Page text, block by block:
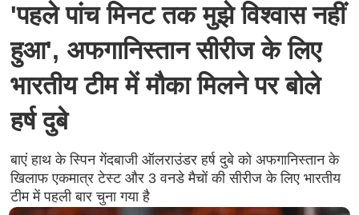
'पहले पांच मिनट तक मुझे विश्वास नहीं
हुआ', अफगानिस्तान सीरीज के लिए
भारतीय टीम में मौका मिलने पर बोले
हर्ष दुबे
बाएं हाथ के स्पिन गेंदबाजी ऑलराउंडर हर्ष दुबे को अफगानिस्तान के
खिलाफ एकमात्र टेस्ट और 3 वनडे मैचों की सीरीज के लिए भारतीय
टीम में पहली बार चुना गया है